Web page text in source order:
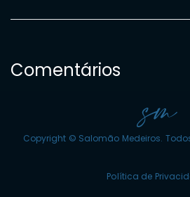
Comentários
Copyright © Salomão Medeiros.
Política de